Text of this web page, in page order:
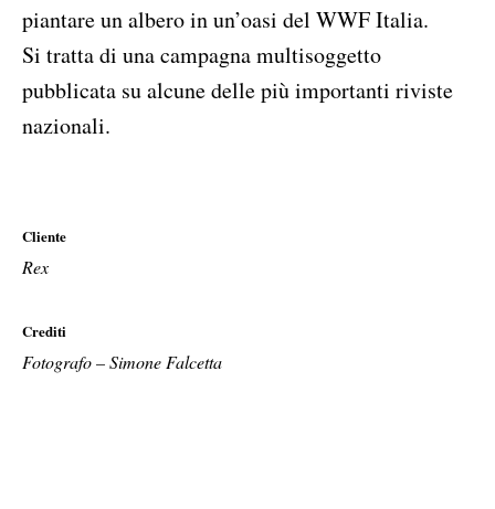
piantare un albero in un’oasi del WWF Italia.
Si tratta di una campagna multisoggetto
pubblicata su alcune delle più importanti riviste
nazionali.
Cliente
Rex
Crediti
Fotografo – Simone Falcetta